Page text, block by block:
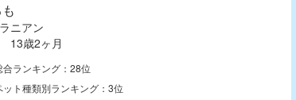
ニアン
13歳2ヶ月
合ランキング：28位
ット種類別ランキング：3位